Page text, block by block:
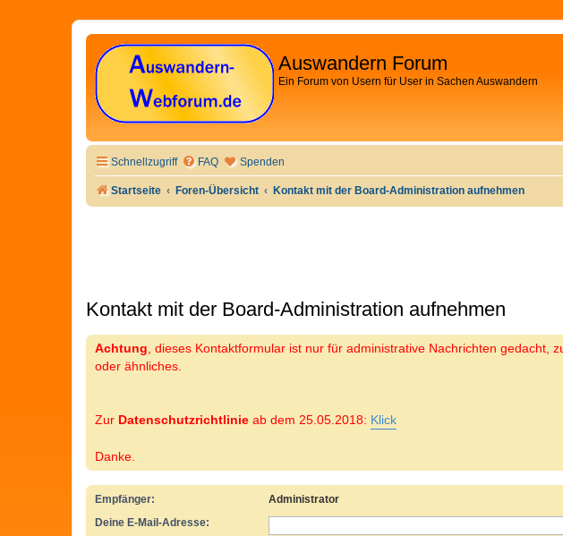
Auswandern Forum
Ein Forum von Usern für User in Sachen Auswandern
Schnellzugriff FAQ Spenden
Startseite Foren-Übersicht Kontakt mit der Board-Administration aufnehmen
Kontakt mit der Board-Administration aufnehmen
Achtung , dieses Kontaktformular ist nur für administrative Nachrichten gedacht,
oder ähnliches.
Zur Datenschutzrichtlinie ab dem 25.05.2018: Klick
Danke.
Empfänger:
Administrator
Deine E-Mail-Adresse: